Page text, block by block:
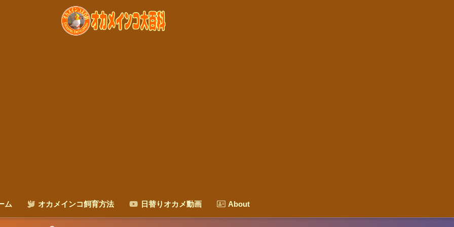
ム オカメインコ飼育方法 日替りオカメ動画 About